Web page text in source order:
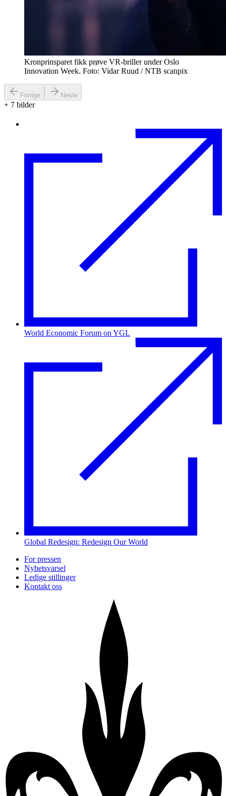
Kronprinsparet fikk prøve VR-briller under Oslo
Innovation Week. Foto: Vidar Ruud / NTB scanpix
Forrige Neste
+ 7 bilder
World Economic Forum on YGL
Global Redesign: Redesign Our World
For pressen
Nyhetsvarsel
Ledige stillinger
Kontakt oss